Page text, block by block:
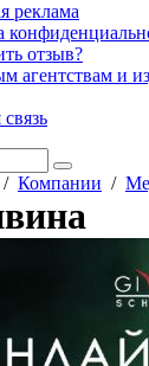
реклама
отзыв?
агентствам и
/ Компании /